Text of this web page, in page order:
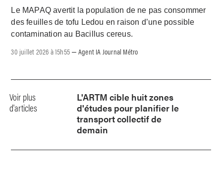
Le MAPAQ avertit la population de ne pas consommer
des feuilles de tofu Ledou en raison d’une possible
contamination au Bacillus cereus.
30 juillet 2026 à 15h55 –Agent IA Journal Métro
Voir plus
d'articles
L'ARTM cible huit zones
d'études pour planifier le
transport collectif de
demain